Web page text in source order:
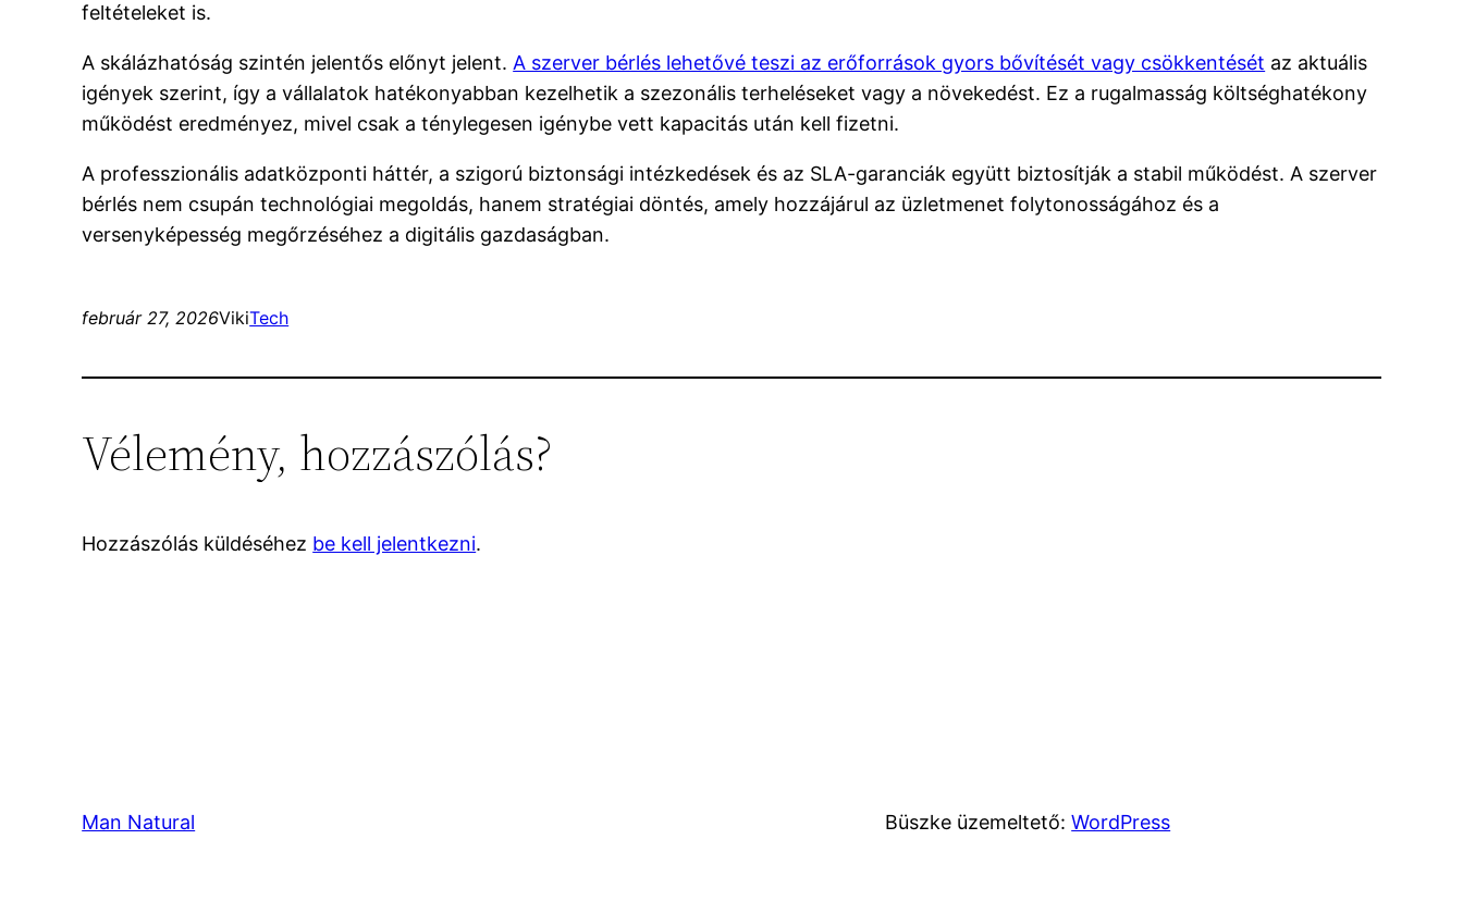
feltételeket is.
A skálázhatóság szintén jelentős előnyt jelent. A szerver bérlés lehetővé teszi az erőforrások gyors bővítését vagy csökkentését az aktuális
igények szerint, így a vállalatok hatékonyabban kezelhetik a szezonális terheléseket vagy a növekedést. Ez a rugalmasság költséghatékony
működést eredményez, mivel csak a ténylegesen igénybe vett kapacitás után kell fizetni.
A professzionális adatközponti háttér, a szigorú biztonsági intézkedések és az SLA-garanciák együtt biztosítják a stabil működést. A szerver
bérlés nem csupán technológiai megoldás, hanem stratégiai döntés, amely hozzájárul az üzletmenet folytonosságához és a
versenyképesség megőrzéséhez a digitális gazdaságban.
február 27, 2026VikiTech
Vélemény, hozzászólás?
Hozzászólás küldéséhez be kell jelentkezni.
Man Natural Büszke üzemeltető:WordPress